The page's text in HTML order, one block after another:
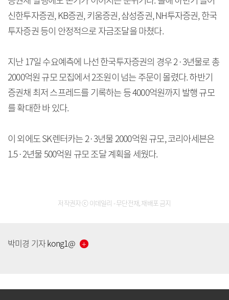
신한투자증권, KB증권, 키움증권, 삼성증권, NH투자증권, 한국
투자증권 등이 안정적으로 자금조달을 마쳤다.
지난 17일 수요예측에 나선 한국투자증권의 경우 2·3년물로 총
2000억원 규모 모집에서 2조원이 넘는 주문이 몰렸다. 하반기
증권채 최저 스프레드를 기록하는 등 4000억원까지 발행 규모
를 확대한 바 있다.
이 외에도 SK렌터카는 2·3년물 2000억원 규모, 코리아세븐은
1.5·2년물 500억원 규모 조달 계획을 세웠다.
저작권자 ⓒ 이데일리 - 무단전재, 재배포 금지
박미경 기자kong1@
[공지] 유료서비스 가입 안내